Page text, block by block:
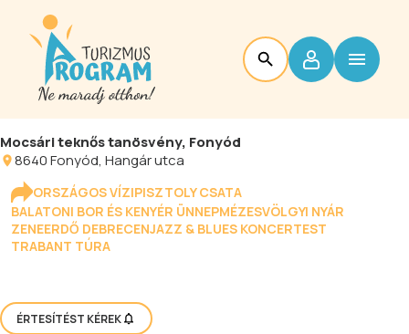
Mocsári teknős tanösvény, Fonyód
8640Fonyód, Hangár utca
ORSZÁGOS VÍZIPISZTOLY CSATA
BALATONI BOR ÉS KENYÉR ÜNNEPMÉZESVÖLGYI NYÁR
ZENEERDŐ DEBRECENJAZZ & BLUES KONCERTEST
TRABANT TÚRA
ÉRTESÍTÉST KÉREK